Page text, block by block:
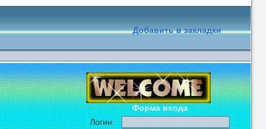
Добавить в закладки
Форма входа
Логин: